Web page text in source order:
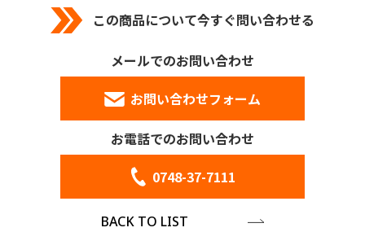
この商品について今すぐ問い合わせる
メールでのお問い合わせ
お問い合わせフォーム
お電話でのお問い合わせ
0748-37-7111
BACK TO LIST